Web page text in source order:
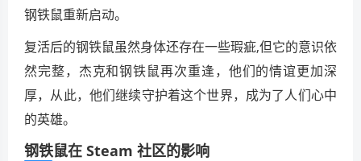
钢铁鼠重新启动。
复活后的钢铁鼠虽然身体还存在一些瑕疵,但它的意识依
然完整，杰克和钢铁鼠再次重逢，他们的情谊更加深
厚，从此，他们继续守护着这个世界，成为了人们心中
的英雄。
钢铁鼠在 Steam 社区的影响